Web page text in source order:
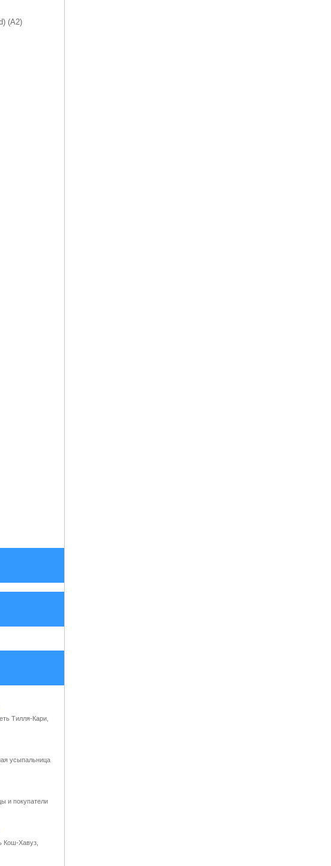
(A2)
Тилля-Кари,
усыпальница
и покупатели
Кош-Хавуз,